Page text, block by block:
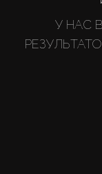
У НАС